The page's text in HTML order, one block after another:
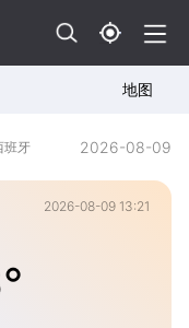
地图
班牙 2026-08-09
2026-08-09 13:21